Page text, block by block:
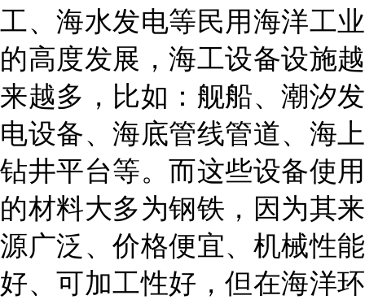
工、海水发电等民用海洋工业
的高度发展，海工设备设施越
来越多，比如：舰船、潮汐发
电设备、海底管线管道、 海上
钻井平台等。而这些设备使用
的材料大多为钢铁，因为其来
源广泛、价格便宜、机械性能
好、可加工性好，但在海洋环